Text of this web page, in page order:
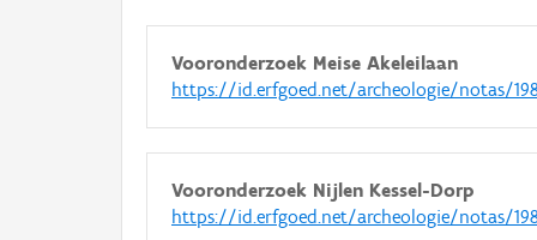
Vooronderzoek Meise Akeleilaan
https://id.erfgoed.net/archeologie/notas/
Vooronderzoek Nijlen Kessel-Dorp
https://id.erfgoed.net/archeologie/notas/